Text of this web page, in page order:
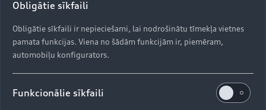
Obligātie sīkfaili
Obligātie sīkfaili ir nepieciešami, lai nodrošinātu tīmekļa vietnes
pamata funkcijas. Viena no šādām funkcijām ir, piemēram,
automobiļu konfigurators.
Funkcionālie sīkfaili